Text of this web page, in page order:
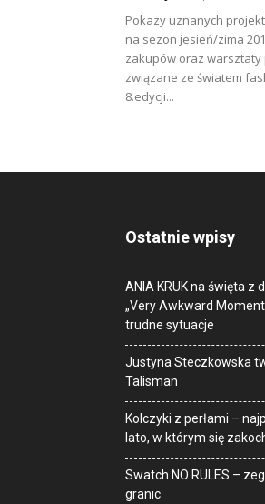
Pokazy uznanych
na sezon jesień/zima
zakupów oraz
związane ze światem
8.edycji...
Ostatnie wpisy
ANIA KRUK na święta z
„Very Awkward
trudne sytuacje
Justyna Steczkowska
Talisman
Kolczyki z perłami –
lato, w którym się
Swatch NO RULES –
granic